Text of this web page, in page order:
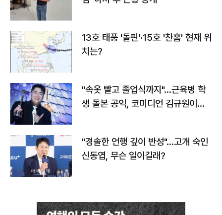
13호 태풍 '돌핀'·15호 '찬홈' 현재 위
치는?
"속옷 빨고 졸업식까지"…근육병 학
생 돌본 공익, 코미디언 김규원이었
"경솔한 언행 깊이 반성"…고개 숙인
신동엽, 무슨 일이길래?